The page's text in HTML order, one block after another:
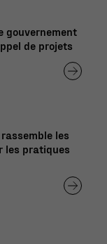
gouvernement
de projets
rassemble les
les pratiques